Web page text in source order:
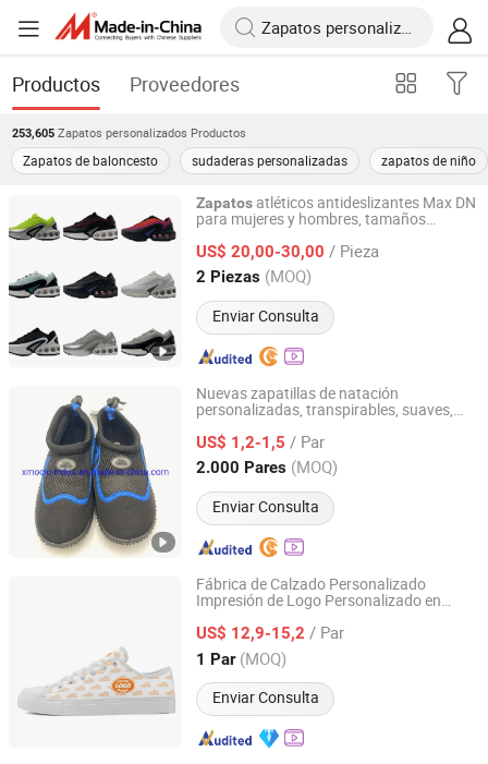
Productos Proveedores
253,605 Zapatos personalizados Productos
Zapatos de baloncesto sudaderas personalizadas zapatos de niño
Zapatos atléticos antideslizantes Max DN
para mujeres y hombres, tamaños
US$ 20,00-30,00 / Pieza
2 Piezas (MOQ)
Enviar Consulta
Suizhou Luhangjie Trading Co., Ltd
Hubei, China Desde 2025
Nuevas zapatillas de natación
personalizadas, transpirables, suaves,
US$ 1,2-1,5 / Par
2.000 Pares (MOQ)
Enviar Consulta
XIAMEN O & C INDUSTRIAL IMP & EXP CO., LTD.
Fujian, China Desde 2022
Fábrica de Calzado Personalizado
Impresión de Logo Personalizado en
OEM/ODM
US$ 12,9-15,2 / Par
1 Par (MOQ)
Enviar Consulta
Putian Fengni Trading Co., Ltd.
Fujian, China Desde 2026